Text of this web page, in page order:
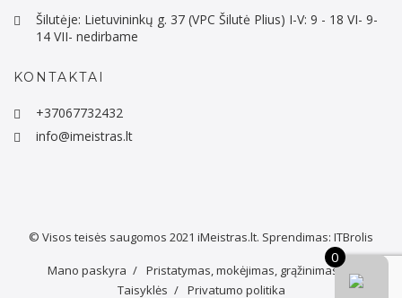
Šilutėje: Lietuvininkų g. 37 (VPC Šilutė Plius) I-V: 9 - 18 VI- 9-
14 VII- nedirbame
KONTAKTAI
+37067732432
info@imeistras.lt
© Visos teisės saugomos 2021 iMeistras.lt. Sprendimas: ITBrolis
Mano paskyra
Pristatymas, mokėjimas, grąžinimas
Taisyklės
Privatumo politika
0